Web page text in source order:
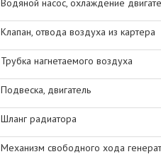
Водяной насос, охлаждение
Клапан, отвода воздуха из картера
Трубка нагнетаемого воздуха
Подвеска, двигатель
Шланг радиатора
Механизм свободного хода